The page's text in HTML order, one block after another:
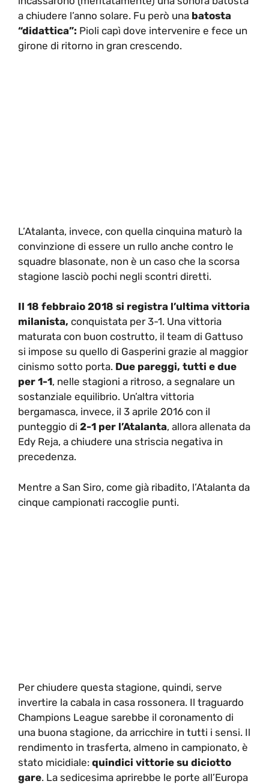
a chiudere l’anno solare. Fu però una batosta
“didattica”: Pioli capì dove intervenire e fece un
girone di ritorno in gran crescendo.
L’Atalanta, invece, con quella cinquina maturò la
convinzione di essere un rullo anche contro le
squadre blasonate, non è un caso che la scorsa
stagione lasciò pochi negli scontri diretti.
Il 18 febbraio 2018 si registra l’ultima vittoria
milanista, conquistata per 3-1. Una vittoria
maturata con buon costrutto, il team di Gattuso
si impose su quello di Gasperini grazie al maggior
cinismo sotto porta. Due pareggi, tutti e due
per 1-1, nelle stagioni a ritroso, a segnalare un
sostanziale equilibrio. Un’altra vittoria
bergamasca, invece, il 3 aprile 2016 con il
punteggio di 2-1 per l’Atalanta, allora allenata da
Edy Reja, a chiudere una striscia negativa in
precedenza.
Mentre a San Siro, come già ribadito, l’Atalanta da
cinque campionati raccoglie punti.
Per chiudere questa stagione, quindi, serve
invertire la cabala in casa rossonera. Il traguardo
Champions League sarebbe il coronamento di
una buona stagione, da arricchire in tutti i sensi. Il
rendimento in trasferta, almeno in campionato, è
stato micidiale: quindici vittorie su diciotto
gare. La sedicesima aprirebbe le porte all’Europa